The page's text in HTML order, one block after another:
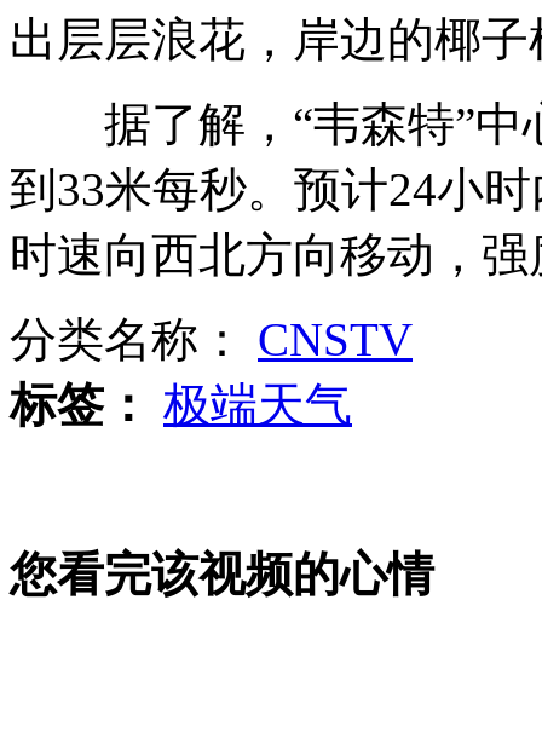
暴雨后北京一旅馆涨价2160元一晚
海南省三沙市举行成立大会
41岁辣妈爆红网络 似20岁美少女
山西运城恶犬咬伤多人 警民合力深夜将其击毙
无痛分娩是否安全 医生回应
出层层浪花，岸边的椰
据了解，“韦森特”中
到33米每秒。预计24小
时速向西北方向移动，
分类名称： CNSTV
标签： 极端天气
您看完该视频的心情